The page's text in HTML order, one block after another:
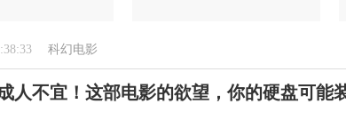
科幻电影
人不宜！这部电影的欲望，你的硬盘可能